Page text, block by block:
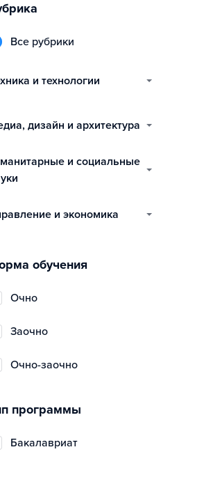
Все рубрики
и технологии
дизайн и архитектура
и экономика
обучения
очно
заочно
очно-заочно
программы
бакалавриат